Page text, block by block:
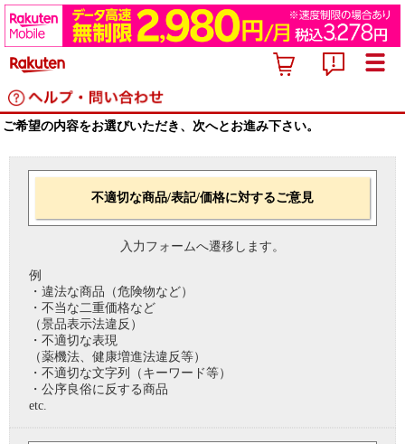
ご希望の内容をお選びいただき、次へとお進み下さい。
不適切な商品/表記/価格に対するご意見
入力フォームへ遷移します。
例
・違法な商品（危険物など）
・不当な二重価格など
（景品表示法違反）
・不適切な表現
（薬機法、健康増進法違反等）
・不適切な文字列（キーワード等）
・公序良俗に反する商品
etc.